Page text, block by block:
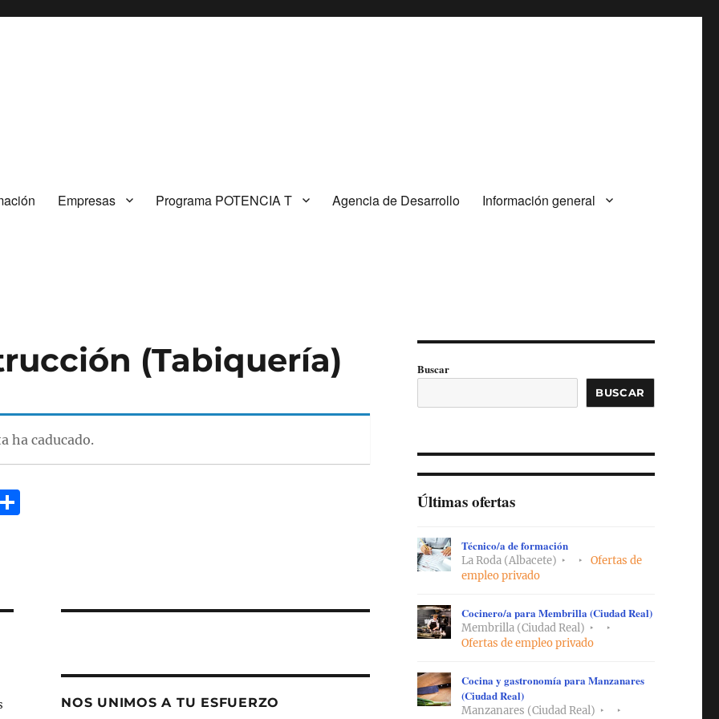
Empresas Programa POTENCIA T Agencia de Desarrollo
Información general
(Tabiquería)
ha caducado.
C
NOS UNIMOS A TU ESFUERZO
Buscar
BUSCAR
Últimas ofertas
Técnico/a de formación
La Roda (Albacete)
Ofertas de
empleo privado
Cocinero/a para Membrilla (Ciudad Real)
Membrilla (Ciudad Real)
Ofertas de empleo privado
Cocina y gastronomía para Manzanares
(Ciudad Real)
Manzanares (Ciudad Real)